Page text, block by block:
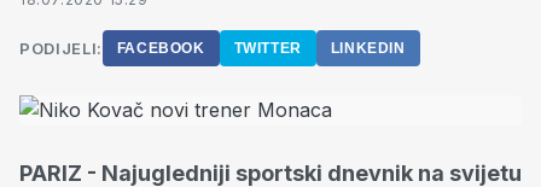
PODIJELI: FACEBOOK TWITTER LINKEDIN
PARIZ - Najugledniji sportski dnevnik na svijetu